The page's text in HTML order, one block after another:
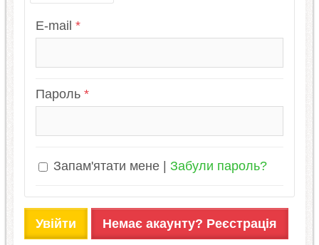
E-mail
Пароль
Запам'ятати мене Забули пароль?
Увійти Немає акаунту? Реєстрація